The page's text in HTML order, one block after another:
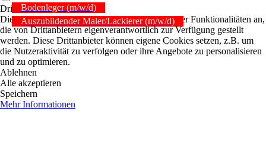
Bodenleger (m/w/d)
Auszubildender Maler/Lackierer (m/w/d)
Drittanbieter-Inhalte
Diese Webseite bietet möglicherweise Inhalte oder Funktionalitäten an,
die von Drittanbietern eigenverantwortlich zur Verfügung gestellt
werden. Diese Drittanbieter können eigene Cookies setzen, z.B. um
die Nutzeraktivität zu verfolgen oder ihre Angebote zu personalisieren
und zu optimieren.
Ablehnen
Alle akzeptieren
Speichern
Mehr Informationen